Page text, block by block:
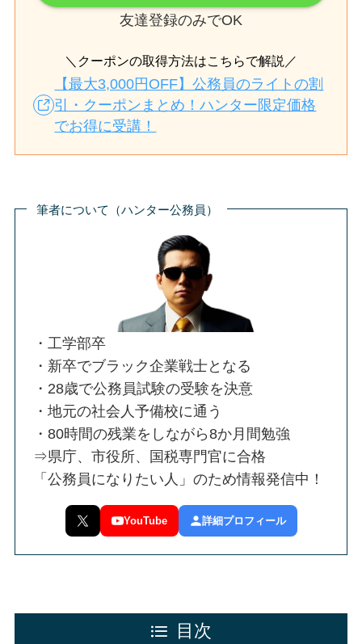
友達登録のみでOK
＼クーポンの取得方法はこちらで解説／
【最大3,000円OFF】公務員のライトの割
引・クーポンまとめ！ハンター限定価格
でお得に受講！
筆者について（ハンター公務員）
・工学部卒
・新卒でブラック企業戦士となる
・28歳で公務員試験の受験を決意
・地元の社会人予備校に通う
・80時間の残業をしながら8か月間勉強
⇒県庁、市役所、国税専門官に合格
「公務員になりたい人」のため情報発信中！
YouTube 詳細プロフィール
目次